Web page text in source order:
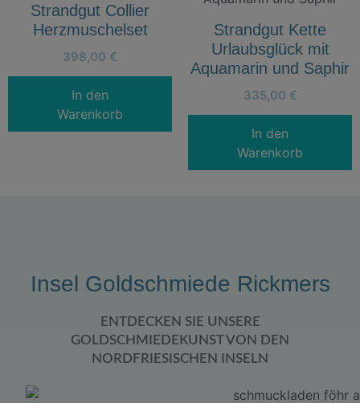
Strandgut Collier
Herzmuschelset
398,00 €
In den
Warenkorb
Strandgut Kette
Urlaubsglück mit
Aquamarin und Saphir
335,00 €
In den
Warenkorb
Insel Goldschmiede Rickmers
ENTDECKEN SIE UNSERE
GOLDSCHMIEDEKUNST VON DEN
NORDFRIESISCHEN INSELN